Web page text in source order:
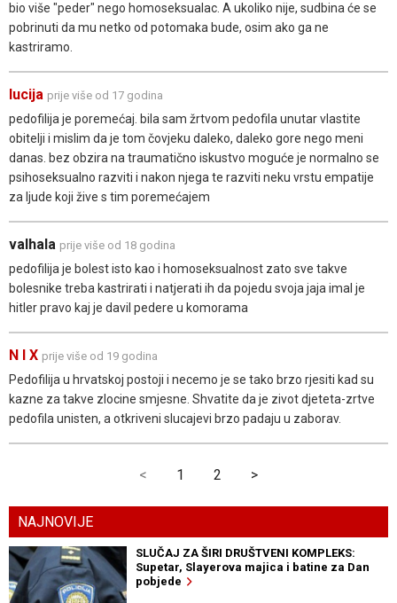
bio više "peder" nego homoseksualac. A ukoliko nije, sudbina će se
pobrinuti da mu netko od potomaka bude, osim ako ga ne
kastriramo.
lucija prije više od 17 godina
pedofilija je poremećaj. bila sam žrtvom pedofila unutar vlastite
obitelji i mislim da je tom čovjeku daleko, daleko gore nego meni
danas. bez obzira na traumatično iskustvo moguće je normalno se
psihoseksualno razviti i nakon njega te razviti neku vrstu empatije
za ljude koji žive s tim poremećajem
valhala prije više od 18 godina
pedofilija je bolest isto kao i homoseksualnost zato sve takve
bolesnike treba kastrirati i natjerati ih da pojedu svoja jaja imal je
hitler pravo kaj je davil pedere u komorama
N I X prije više od 19 godina
Pedofilija u hrvatskoj postoji i necemo je se tako brzo rjesiti kad su
kazne za takve zlocine smjesne. Shvatite da je zivot djeteta-zrtve
pedofila unisten, a otkriveni slucajevi brzo padaju u zaborav.
< 1 2 >
NAJNOVIJE
SLUČAJ ZA ŠIRI DRUŠTVENI KOMPLEKS:
Supetar, Slayerova majica i batine za Dan
pobjede